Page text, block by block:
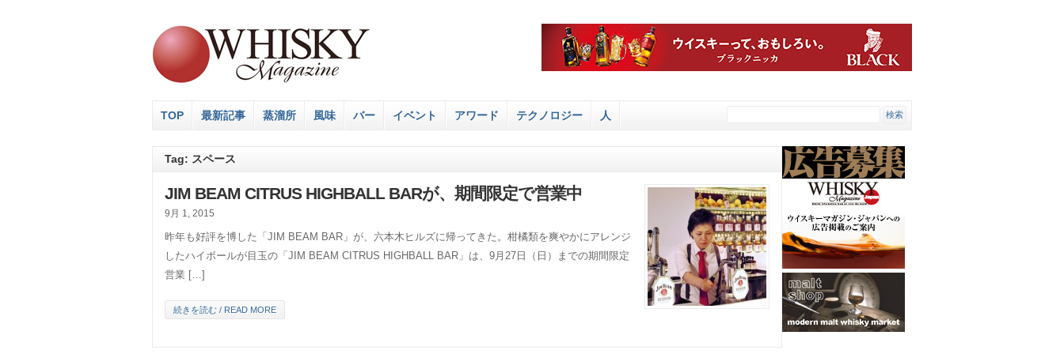
TOP 最新記事 蒸溜所 風味 バー イベント アワード テクノロジー 人
Tag: スペース
JIM BEAM CITRUS HIGHBALL BARが、期間限定で営業中
9月 1, 2015
昨年も好評を博した「JIM BEAM BAR」が、六本木ヒルズに帰ってきた。柑橘類を爽やかにアレンジ
したハイボールが目玉の「JIM BEAM CITRUS HIGHBALL BAR」は、9月27日（日）までの期間限定
営業 […]
続きを読む / READ MORE